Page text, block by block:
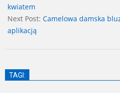
17
kwiatem
Next Post: Camelowa damska
aplikacją
TAGI: